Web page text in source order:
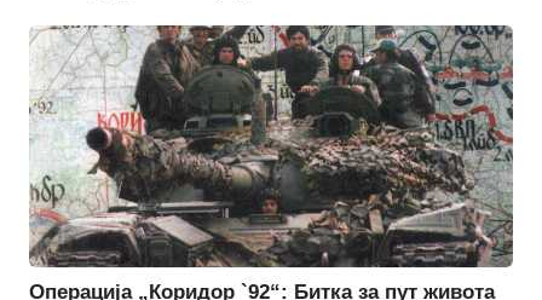
Операција „Коридор `92“: Битка за пут живота